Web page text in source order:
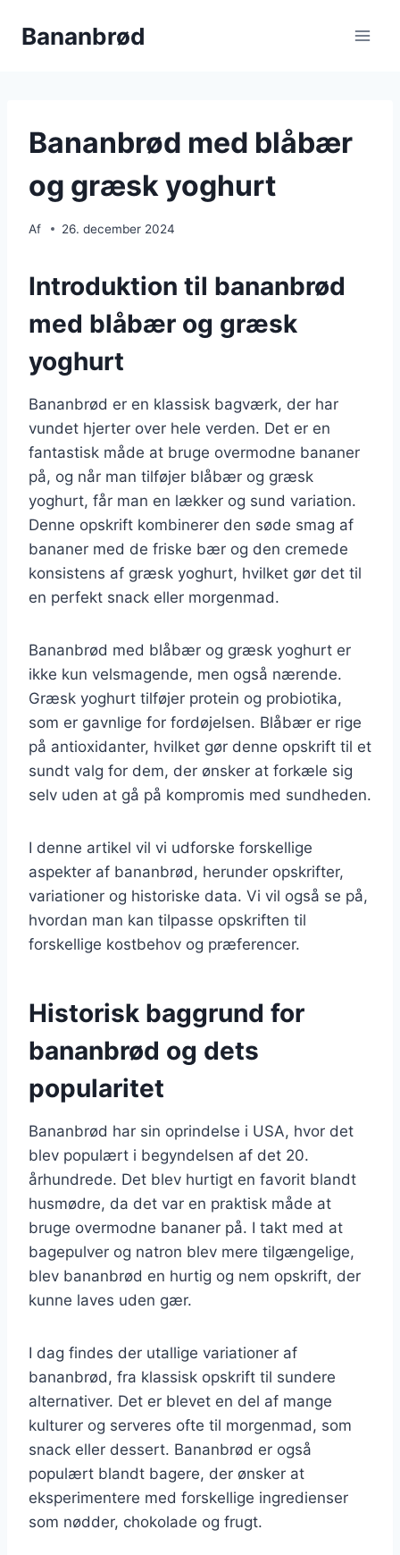
Bananbrød
Bananbrød med blåbær
og græsk yoghurt
Af 26. december 2024
Introduktion til bananbrød
med blåbær og græsk
yoghurt
Bananbrød er en klassisk bagværk, der har
vundet hjerter over hele verden. Det er en
fantastisk måde at bruge overmodne bananer
på, og når man tilføjer blåbær og græsk
yoghurt, får man en lækker og sund variation.
Denne opskrift kombinerer den søde smag af
bananer med de friske bær og den cremede
konsistens af græsk yoghurt, hvilket gør det til
en perfekt snack eller morgenmad.
Bananbrød med blåbær og græsk yoghurt er
ikke kun velsmagende, men også nærende.
Græsk yoghurt tilføjer protein og probiotika,
som er gavnlige for fordøjelsen. Blåbær er rige
på antioxidanter, hvilket gør denne opskrift til et
sundt valg for dem, der ønsker at forkæle sig
selv uden at gå på kompromis med sundheden.
I denne artikel vil vi udforske forskellige
aspekter af bananbrød, herunder opskrifter,
variationer og historiske data. Vi vil også se på,
hvordan man kan tilpasse opskriften til
forskellige kostbehov og præferencer.
Historisk baggrund for
bananbrød og dets
popularitet
Bananbrød har sin oprindelse i USA, hvor det
blev populært i begyndelsen af det 20.
århundrede. Det blev hurtigt en favorit blandt
husmødre, da det var en praktisk måde at
bruge overmodne bananer på. I takt med at
bagepulver og natron blev mere tilgængelige,
blev bananbrød en hurtig og nem opskrift, der
kunne laves uden gær.
I dag findes der utallige variationer af
bananbrød, fra klassisk opskrift til sundere
alternativer. Det er blevet en del af mange
kulturer og serveres ofte til morgenmad, som
snack eller dessert. Bananbrød er også
populært blandt bagere, der ønsker at
eksperimentere med forskellige ingredienser
som nødder, chokolade og frugt.